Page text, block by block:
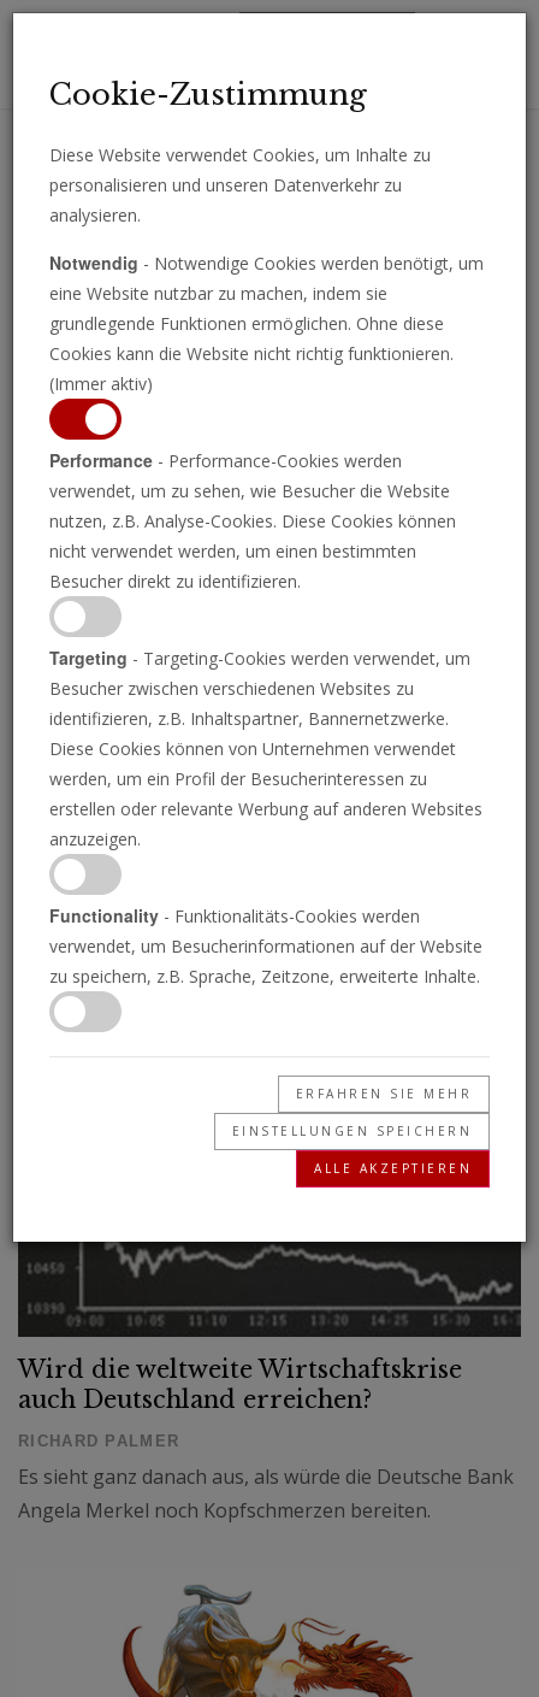
Erhalten Sie wichtige Analysen, Kommentare und Nachrichten
Wirtschaft
Währungskrieg: Er zieht die Welt in
Richtung 3. Weltkrieg
ROBERT MORLEY
Die Echos der 1934er Jahre donnern mit wachsender
Intensität.
Wird die weltweite Wirtschaftskrise
auch Deutschland erreichen?
RICHARD PALMER
Es sieht ganz danach aus, als würde die Deutsche Bank
Angela Merkel noch Kopfschmerzen bereiten.
Cookie-Zustimmung
Diese Website verwendet Cookies, um Inhalte zu
personalisieren und unseren Datenverkehr zu
analysieren.
Notwendig - Notwendige Cookies werden benötigt, um
eine Website nutzbar zu machen, indem sie
grundlegende Funktionen ermöglichen. Ohne diese
Cookies kann die Website nicht richtig funktionieren.
(Immer aktiv)
Performance - Performance-Cookies werden
verwendet, um zu sehen, wie Besucher die Website
nutzen, z.B. Analyse-Cookies. Diese Cookies können
nicht verwendet werden, um einen bestimmten
Besucher direkt zu identifizieren.
Targeting - Targeting-Cookies werden verwendet, um
Besucher zwischen verschiedenen Websites zu
identifizieren, z.B. Inhaltspartner, Bannernetzwerke.
Diese Cookies können von Unternehmen verwendet
werden, um ein Profil der Besucherinteressen zu
erstellen oder relevante Werbung auf anderen Websites
anzuzeigen.
Functionality - Funktionalitäts-Cookies werden
verwendet, um Besucherinformationen auf der Website
zu speichern, z.B. Sprache, Zeitzone, erweiterte Inhalte.
ERFAHREN SIE MEHR
EINSTELLUNGEN SPEICHERN
ALLE AKZEPTIEREN